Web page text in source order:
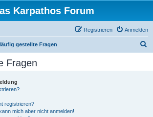
Karpathos Forum
Anmelden
Registrieren
gestellte Fragen
Fragen
registrieren?
mich aber nicht anmelden!